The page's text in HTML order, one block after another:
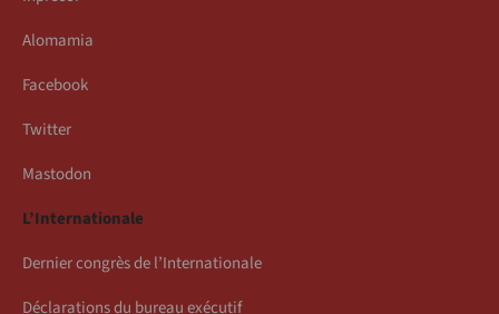
Alomamia
Facebook
Twitter
Mastodon
L’Internationale
Dernier congrès de l’Internationale
Déclarations du bureau exécutif